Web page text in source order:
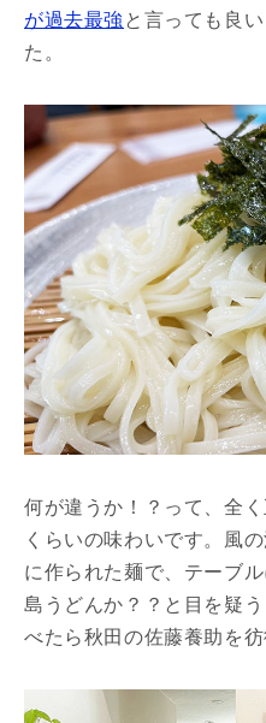
が過去最強 と言っても良
た。
何が違うか！？って、全
くらいの味わいです。風
に作られた麺で、テーブ
島うどんか？？と目を疑
べたら秋田の佐藤養助を